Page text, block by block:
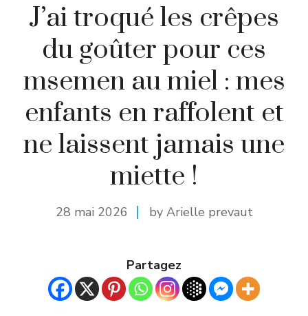
J’ai troqué les crêpes
du goûter pour ces
msemen au miel : mes
enfants en raffolent et
ne laissent jamais une
miette !
28 mai 2026 by Arielle prevaut
Partagez